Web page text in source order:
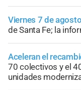
Viernes 7 de
de Santa Fe; la
Aceleran el
70 colectivos y el
unidades